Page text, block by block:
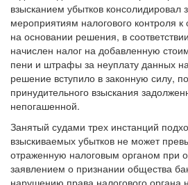
В данном деле налоговый орган при
взысканием убытков консолидировал
мероприятиям налогового контроля к
на основании решения, в
начислен налог на добавленную
пени и штрафы за неуплату данных
решение вступило в законную силу,
принудительного взыскания
Занятый судами трех инстанций
взыскиваемых убытков не может
отраженную налоговым органом при
заявлением о признании общества